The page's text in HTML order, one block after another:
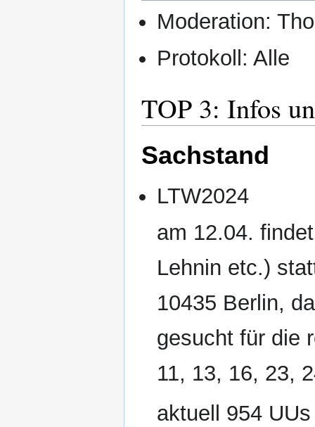
Moderation:
Protokoll: Alle
TOP 3: Infos
Sachstand
LTW2024
am 12.04.
Lehnin etc.)
10435 Berlin,
gesucht für die
11, 13, 16, 23,
aktuell 954